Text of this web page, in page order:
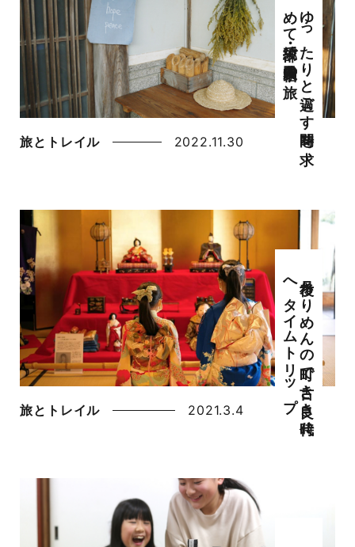
ゆ
っ
た
り
と
過ご
す
時間を
求
め
て
・綾部で
農家民宿の
旅
旅とトレイル 2022.11.30
丹後ち
り
め
ん
の
町で
古き
良き
時代
へ
タ
イ
ム
ト
リ
ッ
プ
旅とトレイル 2021.3.4